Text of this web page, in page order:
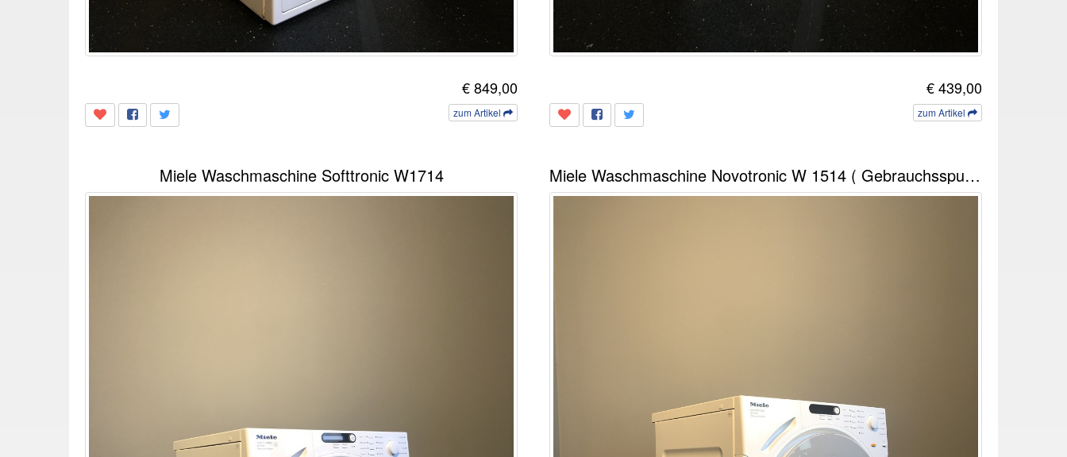
€ 849,00
zum Artikel
€ 439,00
zum Artikel
Miele Waschmaschine Softtronic W1714 Miele Waschmaschine Novotronic W 1514 ( Gebrauchsspuren )